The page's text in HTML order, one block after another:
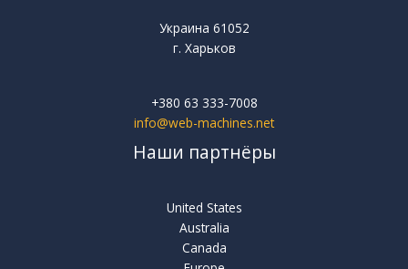
Украина 61052
г. Харьков
+380 63 333-7008
info@web-machines.net
Наши партнёры
United States
Australia
Canada